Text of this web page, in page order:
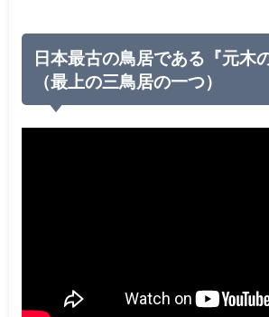
日本最古の鳥居である『元木
（最上の三鳥居の一つ）